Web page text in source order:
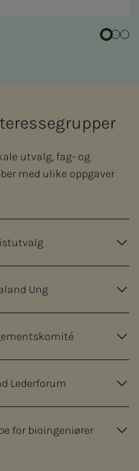
utvalg, fag- og
med ulike oppgaver
Ung
Lederforum
for bioingeniører